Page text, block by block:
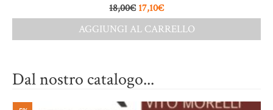
18,00€ 17,10€
AGGIUNGI AL CARRELLO
Dal nostro catalogo...